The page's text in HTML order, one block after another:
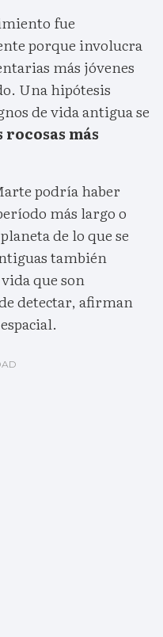
fue
porque involucra
más jóvenes
Una hipótesis
de vida antigua se
más
podría haber
más largo o
de lo que se
también
que son
detectar, afirman